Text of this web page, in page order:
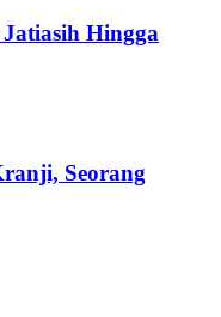
Hingga
Seorang